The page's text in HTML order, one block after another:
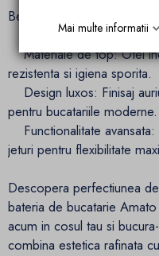
Beneficiile bateriei Ego
Materiale de top: Otel
rezistenta si igiena sporita.
Design luxos: Finisaj
pentru bucatariile moderne.
Functionalitate
jeturi pentru flexibilitate
Descopera perfectiunea
bateria de bucatarie
acum in cosul tau si
combina estetica rafinata
Mai multe informatii